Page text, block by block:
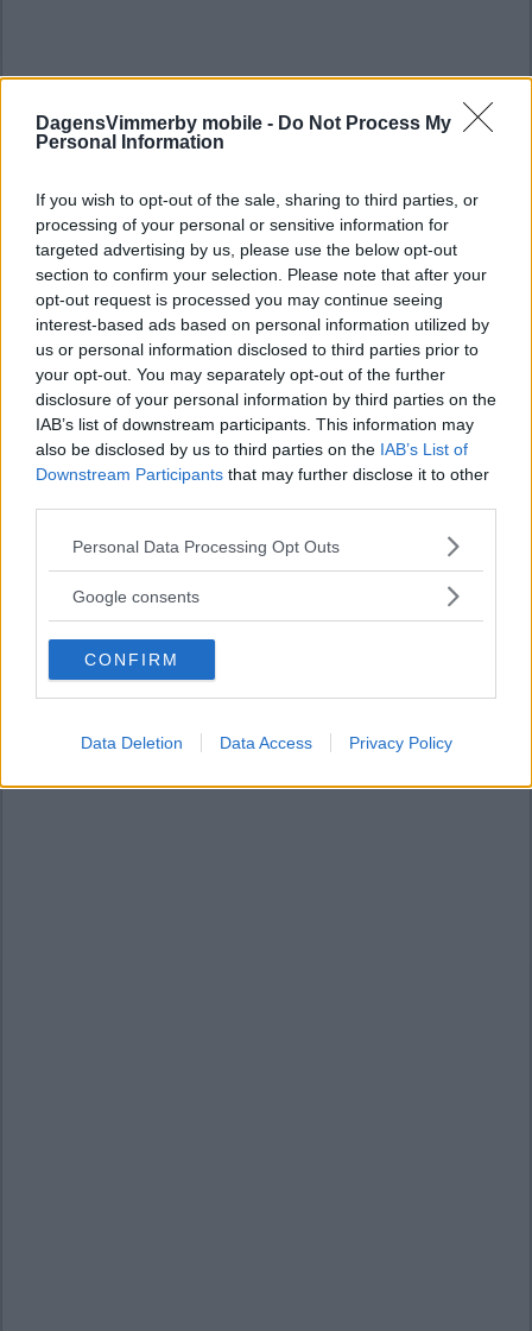
DagensVimmerby mobile - Do Not Process My
Personal Information
If you wish to opt-out of the sale, sharing to third parties, or
processing of your personal or sensitive information for
targeted advertising by us, please use the below opt-out
section to confirm your selection. Please note that after your
opt-out request is processed you may continue seeing
interest-based ads based on personal information utilized by
us or personal information disclosed to third parties prior to
your opt-out. You may separately opt-out of the further
disclosure of your personal information by third parties on the
IAB’s list of downstream participants. This information may
also be disclosed by us to third parties on the IAB’s List of
Downstream Participants that may further disclose it to other
Please note that this website/app uses one or more Google
not limited to your visit or usage behaviour. You may click to
use your data for below specified purposes in below Google
consent section.
Personal Data Processing Opt Outs
Google consents
CONFIRM
Data Deletion Data Access Privacy Policy